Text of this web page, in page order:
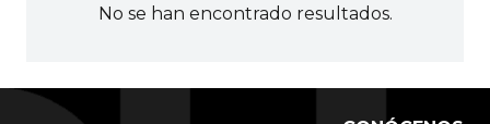
No se han encontrado resultados.